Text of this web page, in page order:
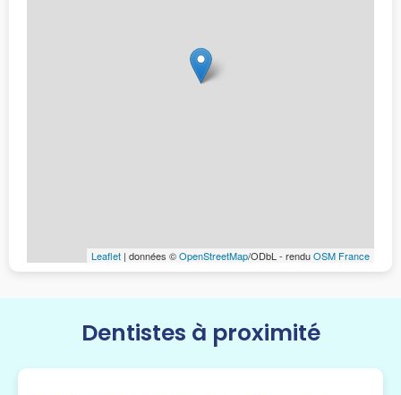
Leaflet | données ©OpenStreetMap/ODbL - renduOSM France
Dentistes à proximité